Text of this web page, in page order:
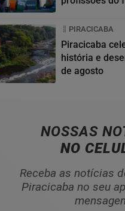
PIRACICABA
Piracicaba
história e
de agosto
NOSSAS
NO
Receba as notícias
Piracicaba no seu